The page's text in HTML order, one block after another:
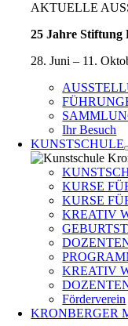
AKTUELLE
25 Jahre
28. Juni – 11.
Ihr Besuch
KUNSTSCHULE
KURSE
KURSE
KREATIV
KREATIV
Förderverein
KRONBERGER